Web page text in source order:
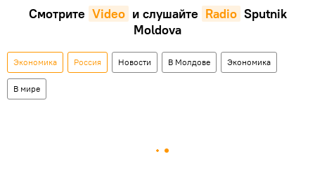
Смотрите Video и слушайте Radio Sputnik
Moldova
Экономика Россия Новости В Молдове Экономика
В мире